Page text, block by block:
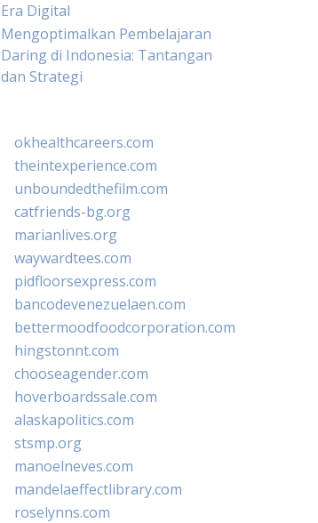
Era Digital
Mengoptimalkan Pembelajaran
Daring di Indonesia: Tantangan
dan Strategi
okhealthcareers.com
theintexperience.com
unboundedthefilm.com
catfriends-bg.org
marianlives.org
waywardtees.com
pidfloorsexpress.com
bancodevenezuelaen.com
bettermoodfoodcorporation.com
hingstonnt.com
chooseagender.com
hoverboardssale.com
alaskapolitics.com
stsmp.org
manoelneves.com
mandelaeffectlibrary.com
roselynns.com